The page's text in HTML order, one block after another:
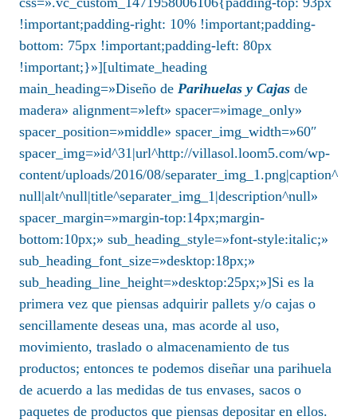
!important;padding-right: 10% !important;padding-
bottom: 75px !important;padding-left: 80px
!important;}»][ultimate_heading
main_heading=»Diseño de Parihuelas y Cajas de
madera» alignment=»left» spacer=»image_only»
spacer_position=»middle» spacer_img_width=»60″
spacer_img=»id^31|url^http://villasol.loom5.com/wp-
content/uploads/2016/08/separater_img_1.png|caption^
null|alt^null|title^separater_img_1|description^null»
spacer_margin=»margin-top:14px;margin-
bottom:10px;» sub_heading_style=»font-style:italic;»
sub_heading_font_size=»desktop:18px;»
sub_heading_line_height=»desktop:25px;»]Si es la
primera vez que piensas adquirir pallets y/o cajas o
sencillamente deseas una, mas acorde al uso,
movimiento, traslado o almacenamiento de tus
productos; entonces te podemos diseñar una parihuela
de acuerdo a las medidas de tus envases, sacos o
paquetes de productos que piensas depositar en ellos.